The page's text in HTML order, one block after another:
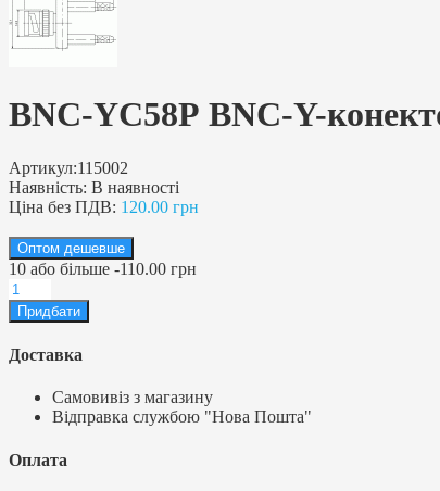
BNC-YС58Р BNC-Y-
Артикул:115002
Наявність: В наявності
Ціна без ПДВ: 120.00 грн
Оптом дешевше
10 або більше -110.00 грн
Доставка
Самовивіз з магазину
Відправка службою "Нова Пошта"
Оплата